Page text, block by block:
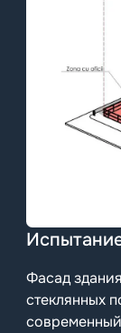
Фасад
стеклянных